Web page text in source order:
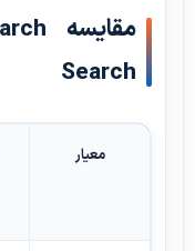
Search
معیار